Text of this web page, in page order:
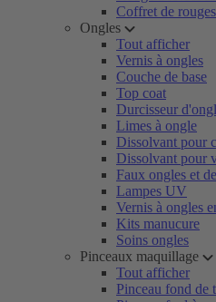
Coffret de
Ongles
Tout afficher
Vernis à ongles
Couche de base
Top coat
Durcisseur
Limes à ongle
Dissolvant pour
Dissolvant pour
Faux ongles et
Lampes UV
Vernis à ongles
Kits manucure
Soins ongles
Pinceaux maquillage
Tout afficher
Pinceau fond de